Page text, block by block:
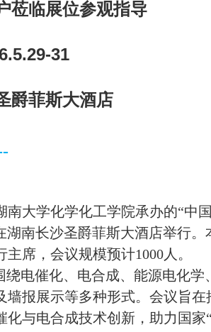
莅临展位参观指导
31
爵菲斯大酒店
大学化学化工学院承办的“中
湖南长沙圣爵菲斯大酒店举行。
席，会议规模预计1000人。
电催化、电合成、能源电化学
报展示等多种形式。会议旨在
与电合成技术创新，助力国家